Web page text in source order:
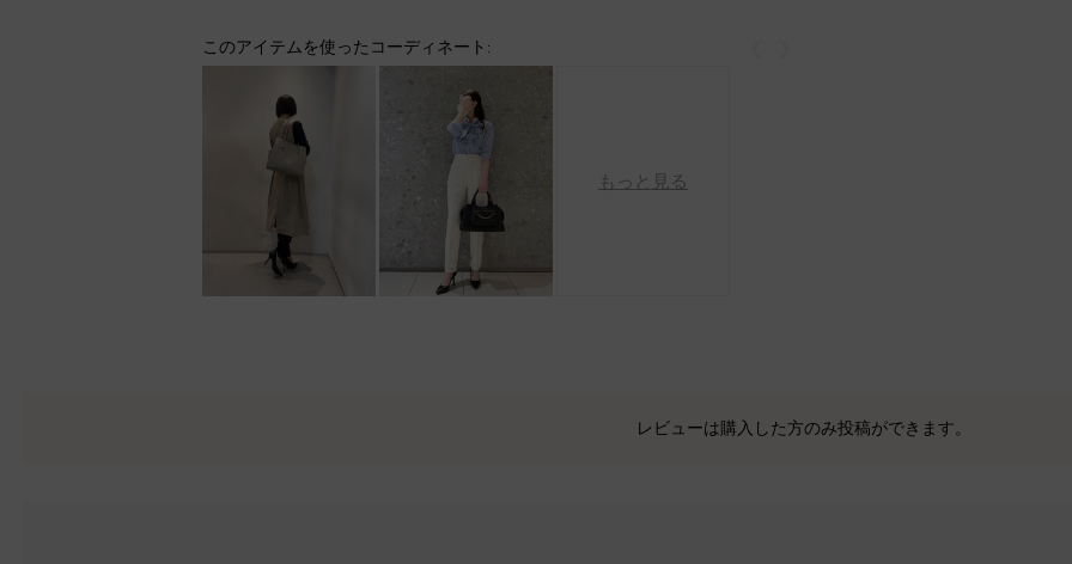
このアイテムを使ったコーディネート:
もっと見る
レビューは購入した方のみ投稿ができます。